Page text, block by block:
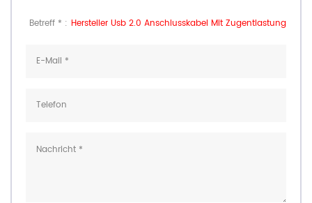
Betreff * : Hersteller Usb 2.0 Anschlusskabel Mit Zugentlastung